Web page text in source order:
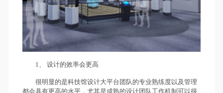
1、 设计的效率会更高
很明显的是科技馆设计大平台团队的专业熟练度以及管理
都会具有更高的水平，尤其是成熟的设计团队工作机制可以很